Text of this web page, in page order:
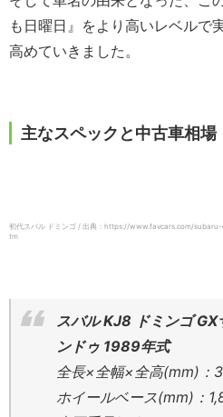
も日曜日』をより高いレベルで
高めていきました。
主なスペックと中古車相場
初代スバル ドミンゴ / 出典：https://www.favcars.com/
tm
スバル KJ8 ドミンゴ
ンドゥ 1989年式
全長×全幅×全高(mm)：
ホイールベース(mm)：